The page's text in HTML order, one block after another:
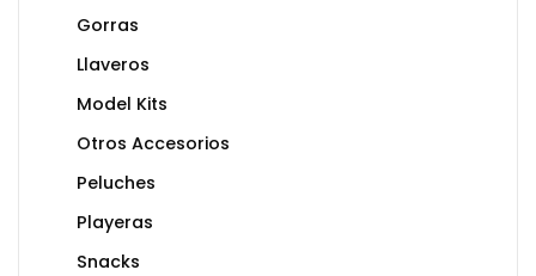
Gorras
Llaveros
Model Kits
Otros Accesorios
Peluches
Playeras
Snacks